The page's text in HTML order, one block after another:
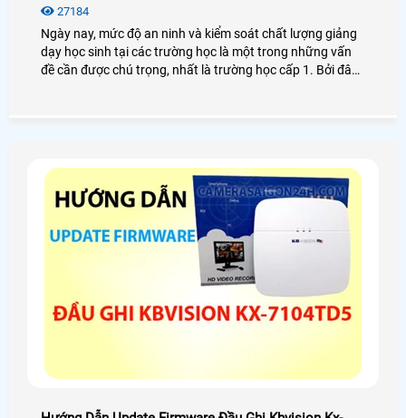
27184
Ngày nay, mức độ an ninh và kiểm soát chất lượng giảng
dạy học sinh tại các trường học là một trong những vấn
đề cần được chú trọng, nhất là trường học cấp 1. Bởi đây